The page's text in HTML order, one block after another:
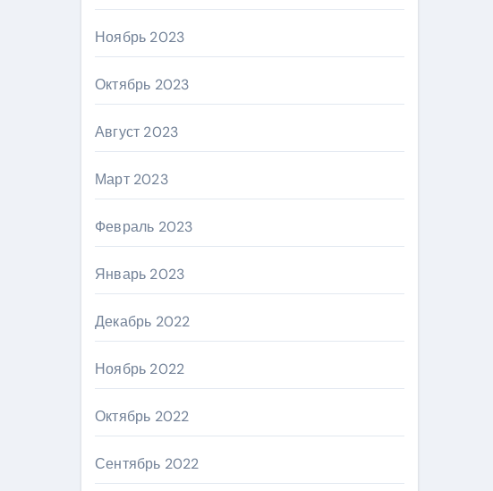
Ноябрь 2023
Октябрь 2023
Август 2023
Март 2023
Февраль 2023
Январь 2023
Декабрь 2022
Ноябрь 2022
Октябрь 2022
Сентябрь 2022